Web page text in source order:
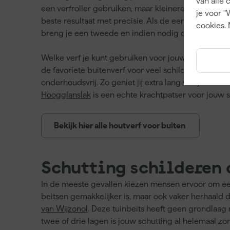
je voor
cookies.
een verfroller gebruiken, maar kleinere
beste resultaat met precisie. Als de eerste laag is
breng je een tweede en indien nodig derde laag
Welke verf je kunt gebruiken voor jouw schutting,
de favoriete buitenverf voor veel schilders. Deze
onderhoudsvrij. Zo geniet jij extra lang van jouw
Hoogglanslak is een echte krachtpatser voor jouw
Bekijk hier alle houtverf voor buiten
Schutting schilderen
In de meeste gevallen kiezen mensen ervoor om
beitsen gemakkelijker is, maar ook vaker
van Wijzonol . Deze tuinbeits heeft geen
twee of drie lagen is jouw schutting al helemaal